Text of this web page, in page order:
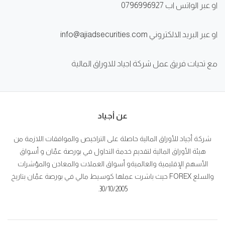
او عبر الواتس اب 0796996927
او عبر البريد الالكتروني info@ajiadsecurities.com
مع تحيات فريق عمل شركة اجياد للاوراق المالية
عن أجياد
شركة أجياد للأوراق المالية حاصلة على التراخيص والموافقات اللازمة من
هيئة الأوراق المالية لتقديم خدمة التداول في بورصة عمّان و أسواق
الأسهم الإقليمية والعالميةو أسواق العملات والمعادن والمؤشرات
والسلع FOREX حيث باشرت عملها كوسيط مالي في بورصة عمّان بتاريخ
30/10/2005.